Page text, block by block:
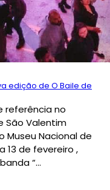
edição de O Baile de
referência no
São Valentim
Museu Nacional de
13 de fevereiro ,
“...